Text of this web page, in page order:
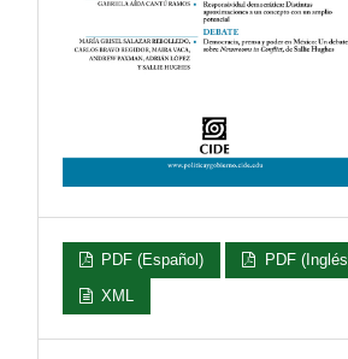
PDF (Español)
PDF
XML